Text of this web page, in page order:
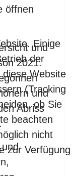
öffnen
und
2021.
und
Abriss
Einige
der
Website
(Tracking
ob Sie
beachten
nicht
zur Verfügung